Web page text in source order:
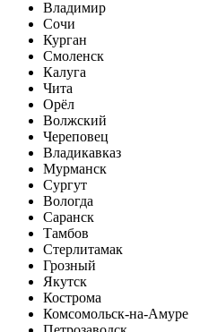
Владимир
Сочи
Курган
Смоленск
Калуга
Чита
Орёл
Волжский
Череповец
Владикавказ
Мурманск
Сургут
Вологда
Саранск
Тамбов
Стерлитамак
Грозный
Якутск
Кострома
Комсомольск-на-Амуре